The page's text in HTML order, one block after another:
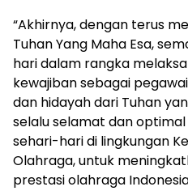
“Akhirnya, dengan terus
Tuhan Yang Maha Esa,
hari dalam rangka
kewajiban sebagai
dan hidayah dari Tuhan
selalu selamat dan
sehari-hari di lingkungan
Olahraga, untuk
prestasi olahraga